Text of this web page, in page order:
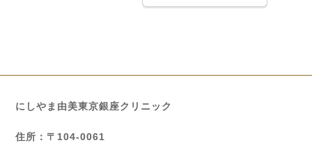
にしやま由美東京銀座クリニック
住所：〒104-0061